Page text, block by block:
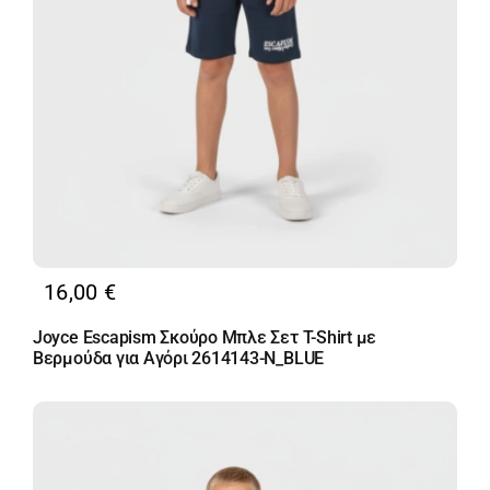
16,00 €
Joyce Escapism Σκούρο Μπλε Σετ T-Shirt με
Βερμούδα για Αγόρι 2614143-N_BLUE